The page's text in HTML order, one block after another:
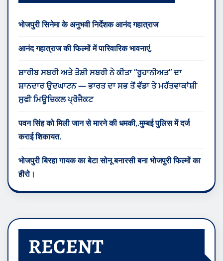
भोजपुरी सिनेमा के अनुभवी निर्देशक आनंद गहात्राज
आनंद गहात्राज की फिल्मों में पारिवारिक भावनाएं,
ਸ਼ਾਰੀਬ ਸਬਰੀ ਅਤੇ ਤੋਸ਼ੀ ਸਬਰੀ ਨੇ ਕੀਤਾ “ਰੂਹਾਨੀਅਤ” ਦਾ
ਸ਼ਾਨਦਾਰ ਉਦਘਾਟਨ — ਭਾਰਤ ਦਾ ਸਭ ਤੋਂ ਵੱਡਾ ਤੇ ਮਹੱਤਵਾਕਾਂਸ਼ੀ
ਸੁਫੀ ਮਿਊਜ਼ਿਕਲ ਪ੍ਰੋਜੈਕਟ
पवन सिंह को मिली जान से मारने की धमकी,.मुम्बई पुलिस में दर्ज
कराई शिकायत.
भोजपुरी बिरहा गायक का बेटा सोनू बनारसी बना भोजपुरी फिल्मों का
हीरो।
RECENT